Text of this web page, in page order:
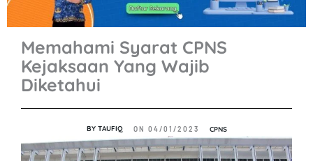
Memahami Syarat CPNS
Kejaksaan Yang Wajib
Diketahui
BYTAUFIQ ON 04/01/2023 CPNS